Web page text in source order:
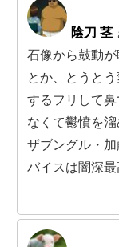
陰刀 茎
石像から鼓動
とか、とうと
するフリして
なくて鬱憤を
ザブングル・
バイスは闇深